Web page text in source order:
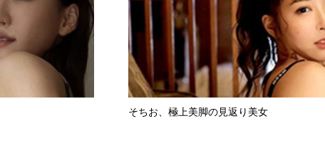
そちお、極上美脚の見返り美女